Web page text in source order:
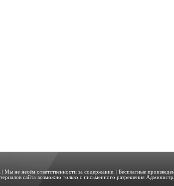
| Мы не несём ответственности за содержание. | Бесплатные
сайта возможно только с письменного разрешения